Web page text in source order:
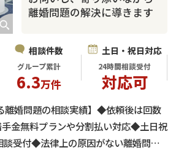
離婚問題の解決に導きます
相談件数
グループ累計
6.3万件
土日・祝日対応
24時間相談受付
対応可
離婚問題の相談実績】◆依頼後は回数
金無料プランや分割払い対応◆土日祝
談受付◆法律上の原因がない離婚問題